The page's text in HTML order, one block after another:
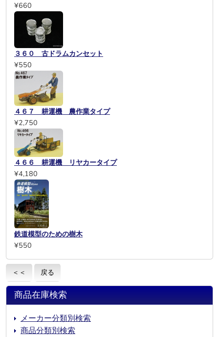
¥660
３６０ 古ドラムカンセット
¥550
４６７ 耕運機 農作業タイプ
¥2,750
４６６ 耕運機 リヤカータイプ
¥4,180
鉄道模型のための樹木
¥550
＜＜ 戻る
商品在庫検索
メーカー分類別検索
商品分類別検索